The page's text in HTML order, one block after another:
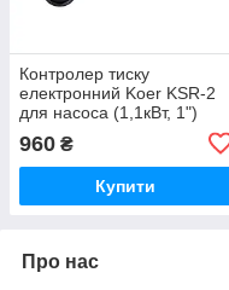
Контролер тиску
електронний Koer KSR-2
для насоса (1,1кВт, 1")
960 ₴
Купити
Про нас